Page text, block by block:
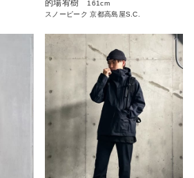
的場宥樹
161cm
スノーピーク 京都高島屋S.C.